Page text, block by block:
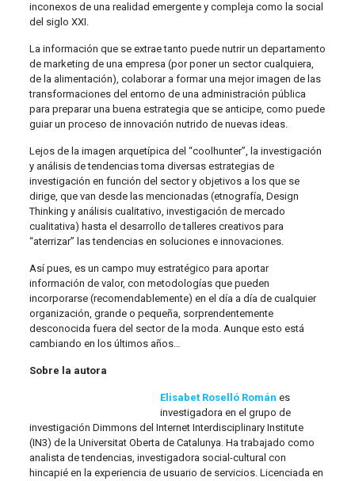
inconexos de una realidad emergente y compleja como la social
del siglo XXI.
La información que se extrae tanto puede nutrir un departamento
de marketing de una empresa (por poner un sector cualquiera,
de la alimentación), colaborar a formar una mejor imagen de las
transformaciones del entorno de una administración pública
para preparar una buena estrategia que se anticipe, como puede
guiar un proceso de innovación nutrido de nuevas ideas.
Lejos de la imagen arquetípica del “coolhunter”, la investigación
y análisis de tendencias toma diversas estrategias de
investigación en función del sector y objetivos a los que se
dirige, que van desde las mencionadas (etnografía, Design
Thinking y análisis cualitativo, investigación de mercado
cualitativa) hasta el desarrollo de talleres creativos para
“aterrizar” las tendencias en soluciones e innovaciones.
Así pues, es un campo muy estratégico para aportar
información de valor, con metodologías que pueden
incorporarse (recomendablemente) en el día a día de cualquier
organización, grande o pequeña, sorprendentemente
desconocida fuera del sector de la moda. Aunque esto está
cambiando en los últimos años…
Sobre la autora
Elisabet Roselló Román es
investigadora en el grupo de
investigación Dimmons del Internet Interdisciplinary Institute
(IN3) de la Universitat Oberta de Catalunya. Ha trabajado como
analista de tendencias, investigadora social-cultural con
hincapié en la experiencia de usuario de servicios. Licenciada en